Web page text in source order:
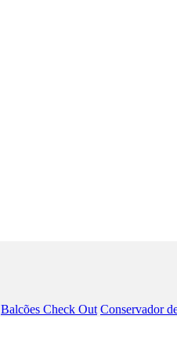
Balcões Check Out Conservador